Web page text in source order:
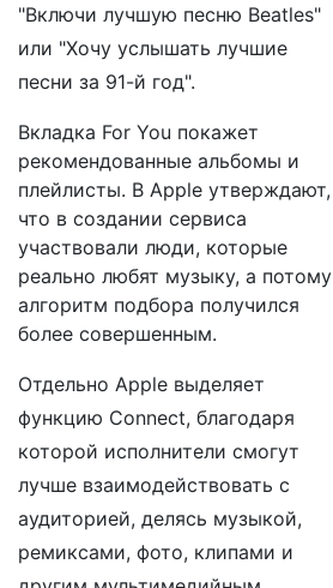
"Включи лучшую песню Beatles"
или "Хочу услышать лучшие
песни за 91-й год".
Вкладка For You покажет
рекомендованные альбомы и
плейлисты. В Apple утверждают,
что в создании сервиса
участвовали люди, которые
реально любят музыку, а потому
алгоритм подбора получился
более совершенным.
Отдельно Apple выделяет
функцию Connect, благодаря
которой исполнители смогут
лучше взаимодействовать с
аудиторией, делясь музыкой,
ремиксами, фото, клипами и